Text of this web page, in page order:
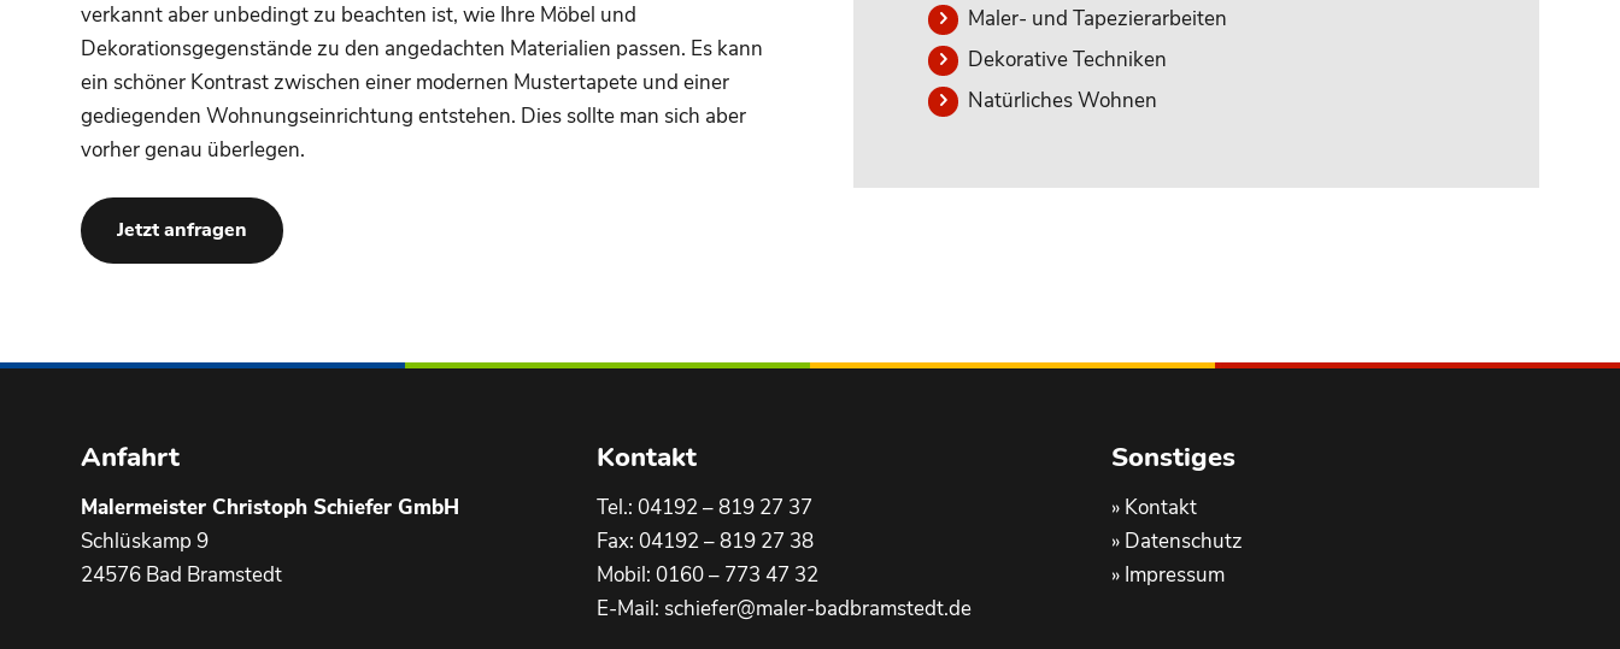
verkannt aber unbedingt zu beachten ist, wie Ihre Möbel und
Dekorationsgegenstände zu den angedachten Materialien passen. Es kann
ein schöner Kontrast zwischen einer modernen Mustertapete und einer
gediegenden Wohnungseinrichtung entstehen. Dies sollte man sich aber
vorher genau überlegen.
Jetzt anfragen
Maler- und Tapezierarbeiten
Dekorative Techniken
Natürliches Wohnen
Anfahrt
Malermeister Christoph Schiefer GmbH
Schlüskamp 9
24576 Bad Bramstedt
Kontakt
Tel.: 04192 – 819 27 37
Fax: 04192 – 819 27 38
Mobil: 0160 – 773 47 32
E-Mail: schiefer@maler-badbramstedt.de
Sonstiges
» Kontakt
» Datenschutz
» Impressum